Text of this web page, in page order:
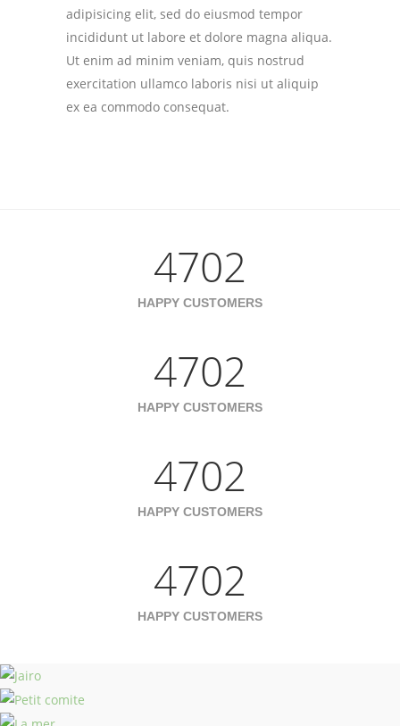
adipisicing elit, sed do eiusmod tempor
incididunt ut labore et dolore magna aliqua.
Ut enim ad minim veniam, quis nostrud
exercitation ullamco laboris nisi ut aliquip
ex ea commodo consequat.
4702
HAPPY CUSTOMERS
4702
HAPPY CUSTOMERS
4702
HAPPY CUSTOMERS
4702
HAPPY CUSTOMERS